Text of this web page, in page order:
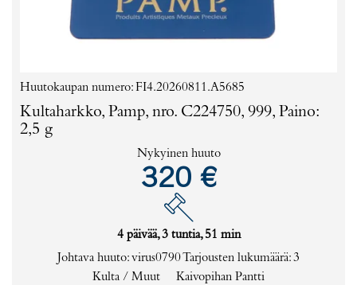
Huutokaupan numero: FI4.20260811.A5685
Kultaharkko, Pamp, nro. C224750, 999, Paino:
2,5 g
Nykyinen huuto
320 €
4 päivää, 3 tuntia, 51 min
Johtava huuto:virus0790Tarjousten lukumäärä:3
Kulta / Muut
Kaivopihan Pantti